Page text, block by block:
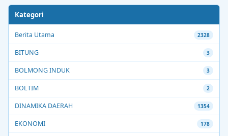
Kategori
Berita Utama 2328
BITUNG 3
BOLMONG INDUK 3
BOLTIM 2
DINAMIKA DAERAH 1354
EKONOMI 178